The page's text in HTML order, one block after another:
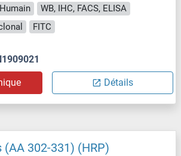
WB, IHC, FACS, ELISA
FITC
Détails
(AA 302-331) (HRP)